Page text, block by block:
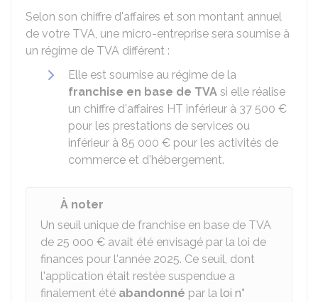
Selon son chiffre d'affaires et son montant annuel
de votre TVA, une micro-entreprise sera soumise à
un régime de TVA différent :
Elle est soumise au régime de la
franchise en base de TVA si elle réalise
un chiffre d'affaires HT inférieur à 37 500 €
pour les prestations de services ou
inférieur à 85 000 € pour les activités de
commerce et d'hébergement.
À noter
Un seuil unique de franchise en base de TVA
de 25 000 € avait été envisagé par la loi de
finances pour l'année 2025. Ce seuil, dont
l'application était restée suspendue a
finalement été abandonné par la loi n°